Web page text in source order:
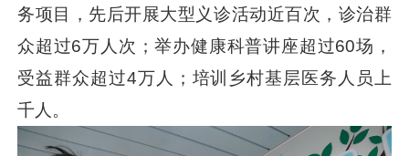
务项目，先后开展大型义诊活动近百次，诊治群
众超过6万人次；举办健康科普讲座超过60场，
受益群众超过4万人；培训乡村基层医务人员上
千人。